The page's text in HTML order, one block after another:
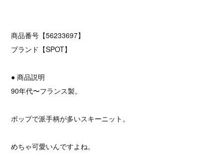
商品番号【56233697】
ブランド【SPOT】
● 商品説明
90年代〜フランス製。
ポップで派手柄が多いスキーニット。
めちゃ可愛いんですよね。